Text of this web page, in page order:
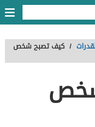
/ كيف تصبح شخص